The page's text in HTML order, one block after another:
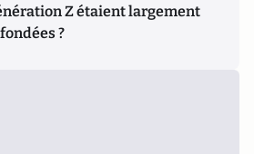
Z étaient largement
?